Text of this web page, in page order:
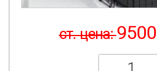
ст. цена:9500